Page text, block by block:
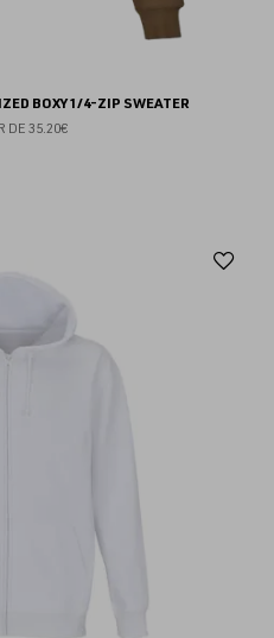
BOXY 1/4-ZIP SWEATER
DE 35.20€